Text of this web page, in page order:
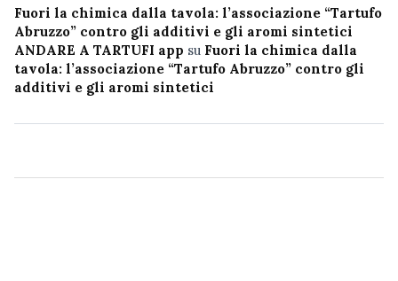
Fuori la chimica dalla tavola: l’associazione “Tartufo
Abruzzo” contro gli additivi e gli aromi sintetici
ANDARE A TARTUFI app su Fuori la chimica dalla
tavola: l’associazione “Tartufo Abruzzo” contro gli
additivi e gli aromi sintetici